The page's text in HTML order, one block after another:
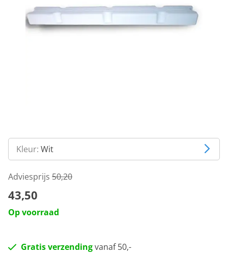
Kleur: Wit
Adviesprijs 50,20
43,50
Op voorraad
Gratis verzendingvanaf 50,-